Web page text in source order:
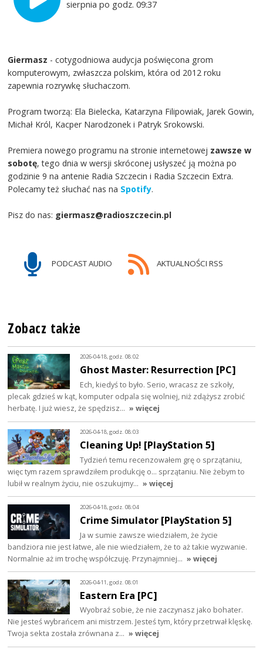
sierpnia po godz. 09:37
Giermasz - cotygodniowa audycja poświęcona grom
komputerowym, zwłaszcza polskim, która od 2012 roku
zapewnia rozrywkę słuchaczom.
Program tworzą: Ela Bielecka, Katarzyna Filipowiak, Jarek Gowin,
Michał Król, Kacper Narodzonek i Patryk Srokowski.
Premiera nowego programu na stronie internetowej zawsze w
sobotę, tego dnia w wersji skróconej usłyszeć ją można po
godzinie 9 na antenie Radia Szczecin i Radia Szczecin Extra.
Polecamy też słuchać nas na Spotify.
Pisz do nas: giermasz@radioszczecin.pl
PODCAST AUDIO AKTUALNOŚCI RSS
Zobacz także
2026-04-18, godz. 08:02
Ghost Master: Resurrection [PC]
Ech, kiedyś to było. Serio, wracasz ze szkoły,
plecak gdzieś w kąt, komputer odpala się wolniej, niż zdążysz zrobić
herbatę. I już wiesz, że spędzisz… » więcej
2026-04-18, godz. 08:03
Cleaning Up! [PlayStation 5]
Tydzień temu recenzowałem grę o sprzątaniu,
więc tym razem sprawdziłem produkcję o... sprzątaniu. Nie żebym to
lubił w realnym życiu, nie oszukujmy… » więcej
2026-04-18, godz. 08:04
Crime Simulator [PlayStation 5]
Ja w sumie zawsze wiedziałem, że życie
bandziora nie jest łatwe, ale nie wiedziałem, że to aż takie wyzwanie.
Normalnie aż im trochę współczuję. Przynajmniej… » więcej
2026-04-11, godz. 08:01
Eastern Era [PC]
Wyobraź sobie, że nie zaczynasz jako bohater.
Nie jesteś wybrańcem ani mistrzem. Jesteś tym, który przetrwał klęskę.
Twoja sekta została zrównana z… » więcej